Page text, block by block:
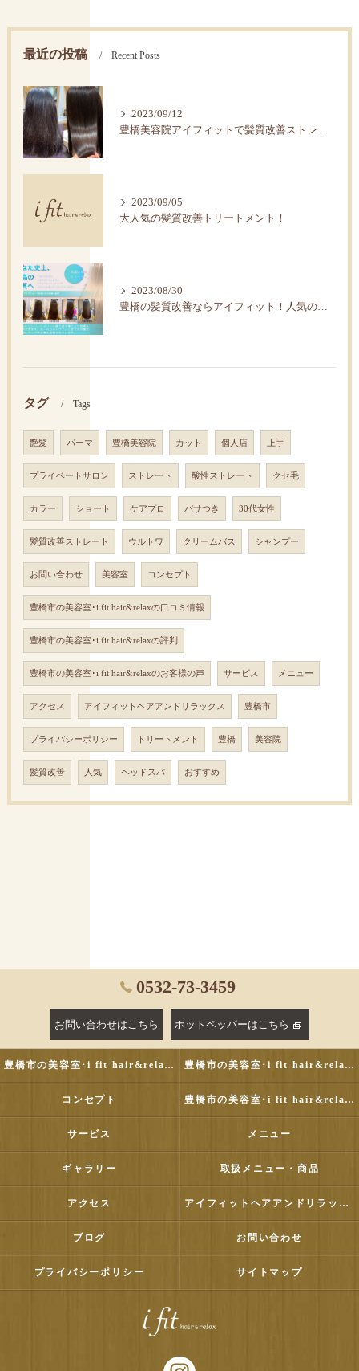
最近の投稿 Recent Posts
2023/09/12
豊橋美容院アイフィットで髪質改善ストレートで艶髪へ。
2023/09/05
大人気の髪質改善トリートメント！
2023/08/30
豊橋の髪質改善ならアイフィット！人気の水素トリートメント
タグ Tags
艶髪 パーマ 豊橋美容院 カット 個人店 上手
プライベートサロン ストレート 酸性ストレート クセ毛
カラー ショート ケアプロ パサつき 30代女性
髪質改善ストレート ウルトワ クリームバス シャンプー
お問い合わせ 美容室 コンセプト
豊橋市の美容室･i fit hair&relaxの口コミ情報
豊橋市の美容室･i fit hair&relaxの評判
豊橋市の美容室･i fit hair&relaxのお客様の声 サービス メニュー
アクセス アイフィットヘアアンドリラックス 豊橋市
プライバシーポリシー トリートメント 豊橋 美容院
髪質改善 人気 ヘッドスパ おすすめ
0532-73-3459
お問い合わせはこちら ホットペッパーはこちら
豊橋市の美容室･i fit hair&relaxの評判 豊橋市の美容室･i fit hair&relaxのお客様の声
コンセプト 豊橋市の美容室･i fit hair&relaxの口コミ情報
サービス メニュー
ギャラリー 取扱メニュー・商品
アクセス アイフィットヘアアンドリラックス
ブログ お問い合わせ
プライバシーポリシー サイトマップ